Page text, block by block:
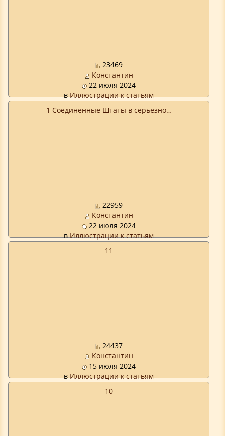
23469
Константин
22 июля 2024
вИллюстрации к статьям
1 Соединенные Штаты в серьезно…
22959
Константин
22 июля 2024
вИллюстрации к статьям
11
24437
Константин
15 июля 2024
вИллюстрации к статьям
10